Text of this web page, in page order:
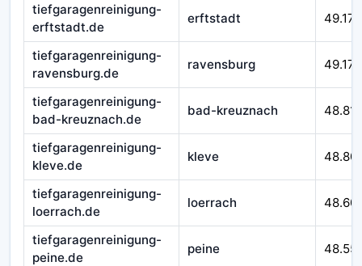
tiefgaragenreinigung-
erftstadt.de
erftstadt 49.179
tiefgaragenreinigung-
ravensburg.de
ravensburg 49.172
tiefgaragenreinigung-
bad-kreuznach.de
bad-kreuznach
tiefgaragenreinigung-
kleve.de
kleve
tiefgaragenreinigung-
loerrach.de
loerrach 48.601
tiefgaragenreinigung-
peine.de
peine